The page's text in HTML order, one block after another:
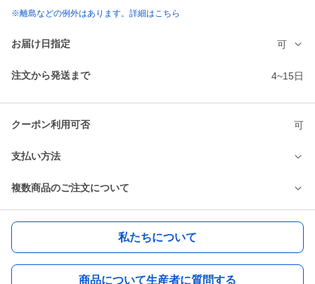
※離島などの例外はあります。詳細はこちら
お届け日指定 可
注文から発送まで 4~15日
クーポン利用可否 可
支払い方法
複数商品のご注文について
私たちについて
商品について生産者に質問する